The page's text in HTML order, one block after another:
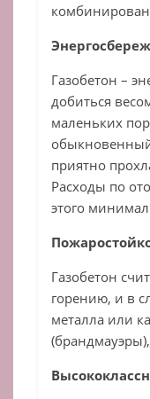
Газобетон –
добиться
маленьких
приятно
Расходы по
этого
Газобетон
горению, и в
металла или